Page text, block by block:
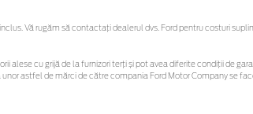
Vă rugăm să contactaţi dealerul dvs. Ford pentru costuri
alese cu grijă de la furnizori terți și pot avea diferite condiții de
unor astfel de mărci de către compania Ford Motor Company se